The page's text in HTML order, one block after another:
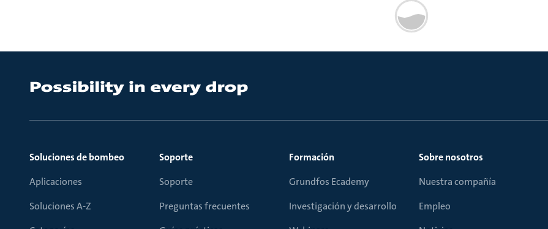
Soluciones de bombeo
Aplicaciones
Soluciones A-Z
Soporte
Soporte
Preguntas frecuentes
Formación
Grundfos Ecademy
Investigación y desarrollo
Sobre nosotros
Nuestra compañía
Empleo